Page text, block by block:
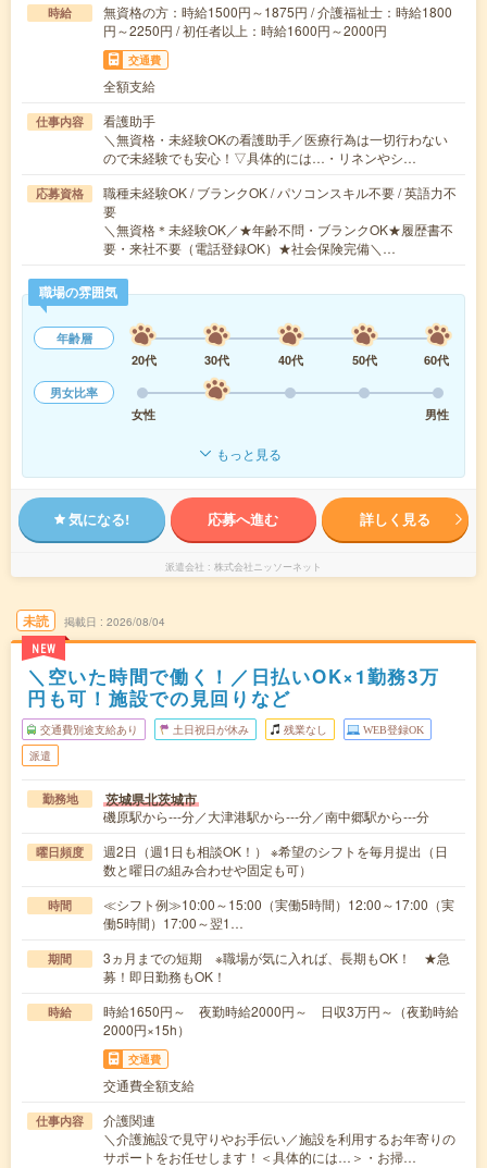
時給
無資格の方：時給1500円～1875円 / 介護福祉士：時給1800
円～2250円 / 初任者以上：時給1600円～2000円
交通費
全額支給
仕事内容
看護助手
＼無資格・未経験OKの看護助手／医療行為は一切行わない
ので未経験でも安心！▽具体的には…・リネンやシ…
応募資格
職種未経験OK / ブランクOK / パソコンスキル不要 / 英語力不
要
＼無資格＊未経験OK／★年齢不問・ブランクOK★履歴書不
要・来社不要（電話登録OK）★社会保険完備＼…
職場の雰囲気
年齢層
20代
30代 40代 50代
60代
男女比率
女性
男性
もっと見る
気になる! 応募へ進む 詳しく見る
派遣会社 株式会社ニッソーネット
未読
NEW
掲載日 2026/08/04
＼空いた時間で働く！／日払いOK×1勤務3万
円も可！施設での見回りなど
交通費別途支給あり 土日祝日が休み 残業なし WEB登録OK
派遣
勤務地 茨城県北茨城市
磯原駅から---分／大津港駅から---分／南中郷駅から---分
曜日頻度
週2日（週1日も相談OK！） ※希望のシフトを毎月提出（日
数と曜日の組み合わせや固定も可）
時間
≪シフト例≫10:00～15:00（実働5時間）12:00～17:00（実
働5時間）17:00～翌1…
期間
3ヵ月までの短期 ※職場が気に入れば、長期もOK！ ★急
募！即日勤務もOK！
時給
時給1650円～ 夜勤時給2000円～ 日収3万円～（夜勤時給
2000円×15h）
交通費
交通費全額支給
仕事内容
介護関連
＼介護施設で見守りやお手伝い／施設を利用するお年寄りの
サポートをお任せします！＜具体的には…＞・お掃…